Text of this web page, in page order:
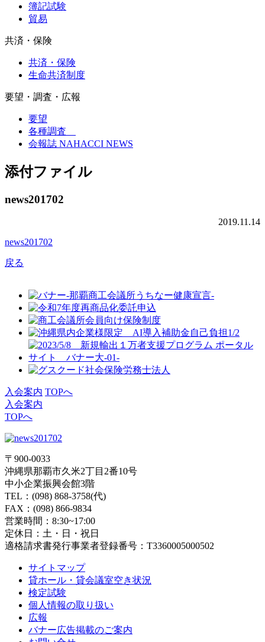
簿記試験
貿易
共済・保険
共済・保険
生命共済制度
要望・調査・広報
要望
各種調査
会報誌 NAHACCI NEWS
添付ファイル
news201702
2019.11.14
news201702
戻る
入会案内 TOPへ
入会案内
TOPへ
〒900-0033
沖縄県那覇市久米2丁目2番10号
中小企業振興会館3階
TEL：(098) 868-3758(代)
FAX：(098) 866-9834
営業時間：8:30~17:00
定休日：土・日・祝日
適格請求書発行事業者登録番号：T3360005000502
サイトマップ
貸ホール・貸会議室空き状況
検定試験
個人情報の取り扱い
広報
バナー広告掲載のご案内